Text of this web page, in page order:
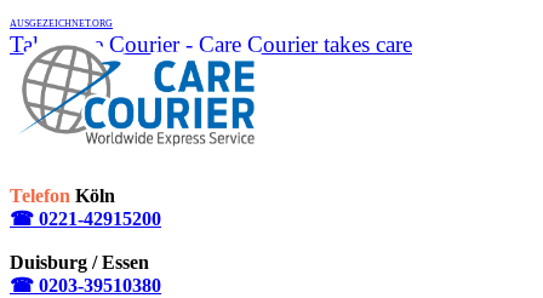
AUSGEZEICHNET.ORG
Take Care Courier - Care Courier takes care
Telefon Köln
☎ 0221-42915200
Duisburg / Essen
☎ 0203-39510380